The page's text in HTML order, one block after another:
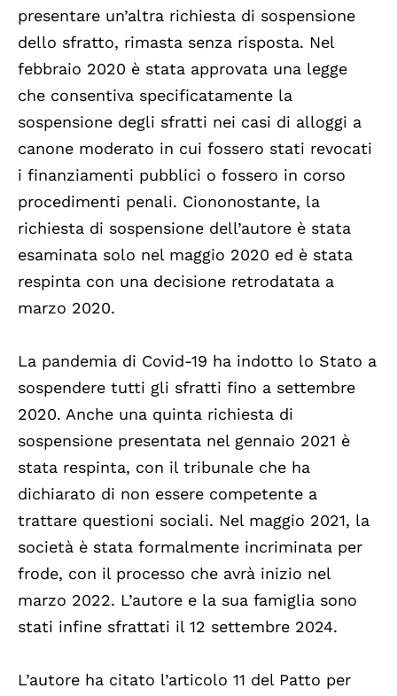
presentare un’altra richiesta di sospensione
dello sfratto, rimasta senza risposta. Nel
febbraio 2020 è stata approvata una legge
che consentiva specificatamente la
sospensione degli sfratti nei casi di alloggi a
canone moderato in cui fossero stati revocati
i finanziamenti pubblici o fossero in corso
procedimenti penali. Ciononostante, la
richiesta di sospensione dell’autore è stata
esaminata solo nel maggio 2020 ed è stata
respinta con una decisione retrodatata a
marzo 2020.
La pandemia di Covid-19 ha indotto lo Stato a
sospendere tutti gli sfratti fino a settembre
2020. Anche una quinta richiesta di
sospensione presentata nel gennaio 2021 è
stata respinta, con il tribunale che ha
dichiarato di non essere competente a
trattare questioni sociali. Nel maggio 2021, la
società è stata formalmente incriminata per
frode, con il processo che avrà inizio nel
marzo 2022. L’autore e la sua famiglia sono
stati infine sfrattati il 12 settembre 2024.
L’autore ha citato l’articolo 11 del Patto per